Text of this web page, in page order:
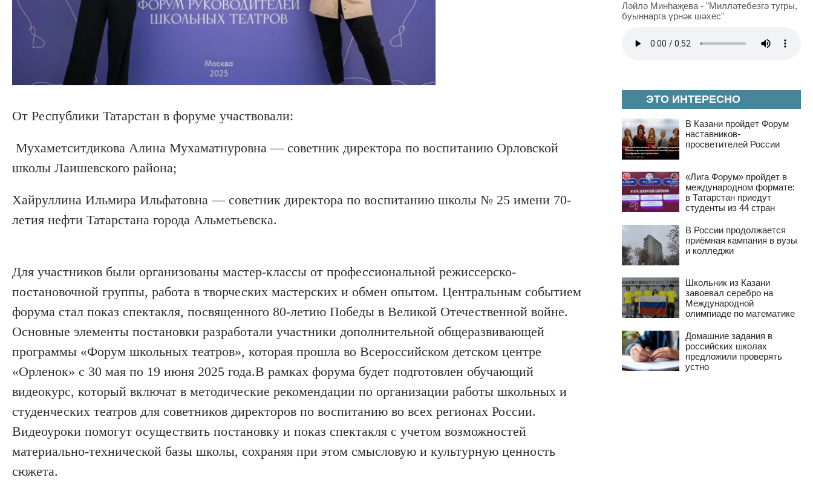
От Республики Татарстан в форуме участвовали:
Мухаметситдикова Алина Мухаматнуровна — советник директора по воспитанию Орловской
школы Лаишевского района;
Хайруллина Ильмира Ильфатовна — советник директора по воспитанию школы № 25 имени 70-
летия нефти Татарстана города Альметьевска.
Для участников были организованы мастер-классы от профессиональной режиссерско-
постановочной группы, работа в творческих мастерских и обмен опытом. Центральным событием
форума стал показ спектакля, посвященного 80-летию Победы в Великой Отечественной войне.
Основные элементы постановки разработали участники дополнительной общеразвивающей
программы «Форум школьных театров», которая прошла во Всероссийском детском центре
«Орленок» с 30 мая по 19 июня 2025 года.В рамках форума будет подготовлен обучающий
видеокурс, который включат в методические рекомендации по организации работы школьных и
студенческих театров для советников директоров по воспитанию во всех регионах России.
Видеоуроки помогут осуществить постановку и показ спектакля с учетом возможностей
материально-технической базы школы, сохраняя при этом смысловую и культурную ценность
сюжета.
ЭТО ИНТЕРЕСНО
В Казани пройдет Форум
наставников-
просветителей России
«Лига Форум» пройдет в
международном формате:
в Татарстан приедут
студенты из 44 стран
В России продолжается
приёмная кампания в вузы
и колледжи
Школьник из Казани
завоевал серебро на
Международной
олимпиаде по математике
Домашние задания в
российских школах
предложили проверять
устно
Ләйлә Минһаҗева - "Милләтебезгә тугры,
буыннарга үрнәк шәхес"